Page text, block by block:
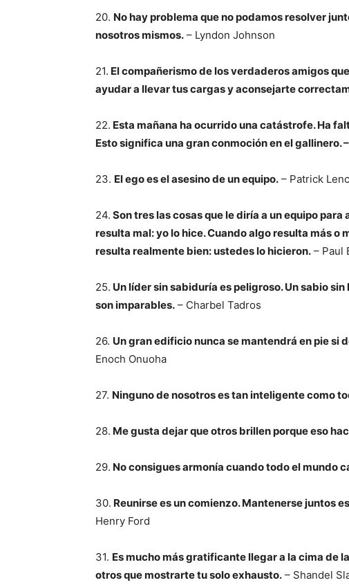
20. No hay problema que no podamos resolver
nosotros mismos. – Lyndon Johnson
21. El compañerismo de los verdaderos amigos
ayudar a llevar tus cargas y aconsejarte
22. Esta mañana ha ocurrido una catástrofe. Ha
Esto significa una gran conmoción en el gallinero.
23. El ego es el asesino de un equipo. – Patrick
24. Son tres las cosas que le diría a un equipo
resulta mal: yo lo hice. Cuando algo resulta más o
resulta realmente bien: ustedes lo hicieron. – Paul
25. Un líder sin sabiduría es peligroso. Un sabio
son imparables. – Charbel Tadros
26. Un gran edificio nunca se mantendrá en pie si
Enoch Onuoha
27. Ninguno de nosotros es tan inteligente como
28. Me gusta dejar que otros brillen porque eso
29. No consigues armonía cuando todo el mundo
30. Reunirse es un comienzo. Mantenerse juntos
Henry Ford
31. Es mucho más gratificante llegar a la cima de
otros que mostrarte tu solo exhausto. – Shandel